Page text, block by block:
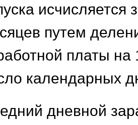
путем
платы
календарных
дневной